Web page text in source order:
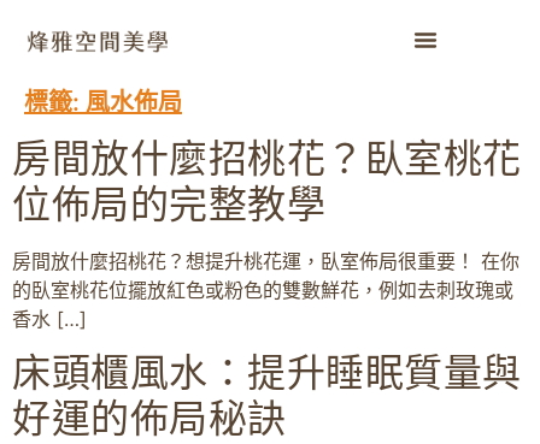
標籤: 風水佈局
房間放什麼招桃花？臥室桃花
位佈局的完整教學
房間放什麼招桃花？想提升桃花運，臥室佈局很重要！ 在你
的臥室桃花位擺放紅色或粉色的雙數鮮花，例如去刺玫瑰或
香水 […]
床頭櫃風水：提升睡眠質量與
好運的佈局秘訣